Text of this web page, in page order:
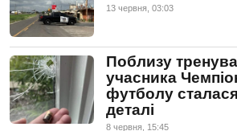
13 червня, 03:03
Поблизу
учасника
футболу
деталі
8 червня, 15:45